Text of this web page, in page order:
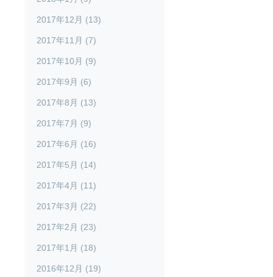
2017年12月 (13)
2017年11月 (7)
2017年10月 (9)
2017年9月 (6)
2017年8月 (13)
2017年7月 (9)
2017年6月 (16)
2017年5月 (14)
2017年4月 (11)
2017年3月 (22)
2017年2月 (23)
2017年1月 (18)
2016年12月 (19)